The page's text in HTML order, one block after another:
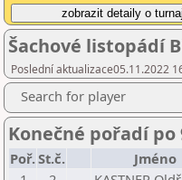
Šachové listopádí
Poslední aktualizace05.11.2022
Search for player
Konečné pořadí po
Poř.St.č. Jméno